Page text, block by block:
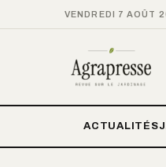
VENDREDI 7 AOÛT
ACTUALITÉS